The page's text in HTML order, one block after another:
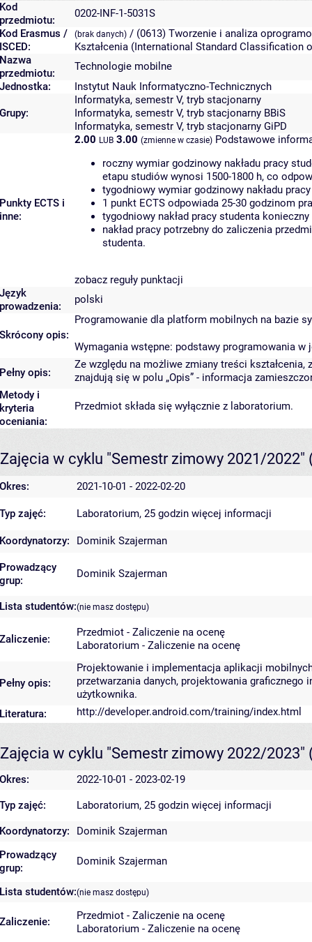
Kod
przedmiotu:
0202-INF-1-5031S
Kod Erasmus /
ISCED:
(brak danych) / (0613) Tworzenie i analiza
Kształcenia (International Standard Classification
Nazwa
przedmiotu:
Technologie mobilne
Jednostka:
Instytut Nauk Informatyczno-Technicznych
Grupy:
Informatyka, semestr V, tryb stacjonarny
Informatyka, semestr V, tryb stacjonarny BBiS
Informatyka, semestr V, tryb stacjonarny GiPD
Punkty ECTS i
inne:
2.00 LUB 3.00 (zmienne w czasie) Podstawowe
roczny wymiar godzinowy nakładu pracy
etapu studiów wynosi 1500-1800 h, co
tygodniowy wymiar godzinowy nakładu
1 punkt ECTS odpowiada 25-30 godzinom
tygodniowy nakład pracy studenta
nakład pracy potrzebny do zaliczenia
studenta.
zobacz reguły punktacji
Język
prowadzenia:
polski
Skrócony opis:
Programowanie dla platform mobilnych na bazie
Wymagania wstępne: podstawy programowania
Pełny opis:
Ze względu na możliwe zmiany treści
znajdują się w polu „Opis” - informacja
Metody i
kryteria
oceniania:
Przedmiot składa się wyłącznie z laboratorium.
Zajęcia w cyklu "Semestr zimowy 2021/2022"
Okres: 2021-10-01 - 2022-02-20
Typ zajęć: Laboratorium, 25 godzin więcej informacji
Koordynatorzy: Dominik Szajerman
Prowadzący
grup:
Dominik Szajerman
Lista studentów:(nie masz dostępu)
Zaliczenie:
Przedmiot - Zaliczenie na ocenę
Laboratorium - Zaliczenie na ocenę
Pełny opis:
Projektowanie i implementacja aplikacji
przetwarzania danych, projektowania
użytkownika.
Literatura:
http://developer.android.com/training/index.html
Zajęcia w cyklu "Semestr zimowy 2022/2023"
Okres: 2022-10-01 - 2023-02-19
Typ zajęć: Laboratorium, 25 godzin więcej informacji
Koordynatorzy:
Dominik Szajerman
Prowadzący
grup:
Dominik Szajerman
Lista studentów:(nie masz dostępu)
Zaliczenie:
Przedmiot - Zaliczenie na ocenę
Laboratorium - Zaliczenie na ocenę